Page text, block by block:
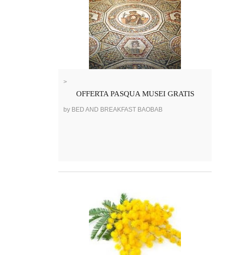
>
OFFERTA PASQUA MUSEI GRATIS
by BED AND BREAKFAST BAOBAB